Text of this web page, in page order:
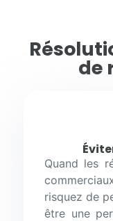
de
Quand les
risquez de
être une